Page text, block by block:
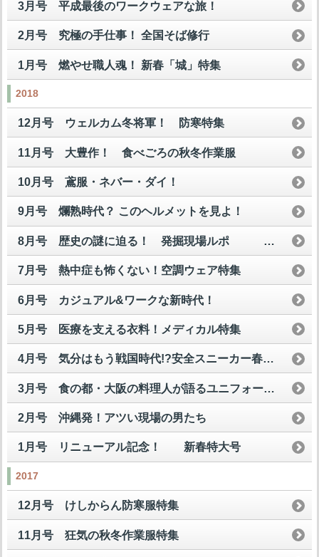
3月号 平成最後のワークウェアな旅！
2月号 究極の手仕事！ 全国そば修行
1月号 燃やせ職人魂！ 新春「城」特集
2018
12月号 ウェルカム冬将軍！ 防寒特集
11月号 大豊作！ 食べごろの秋冬作業服
10月号 鳶服・ネバー・ダイ！
9月号 爛熟時代？ このヘルメットを見よ！
8月号 歴史の謎に迫る！ 発掘現場ルポ
7月号 熱中症も怖くない！空調ウェア特集
6月号 カジュアル&ワークな新時代！
5月号 医療を支える衣料！メディカル特集
4月号 気分はもう戦国時代!?安全スニーカー春の陣
3月号 食の都・大阪の料理人が語るユニフォームの美学！
2月号 沖縄発！アツい現場の男たち
1月号 リニューアル記念！ 新春特大号
2017
12月号 けしからん防寒服特集
11月号 狂気の秋冬作業服特集